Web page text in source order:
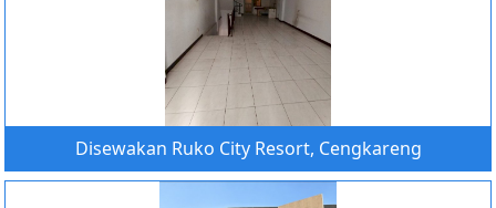
Disewakan Ruko City Resort, Cengkareng